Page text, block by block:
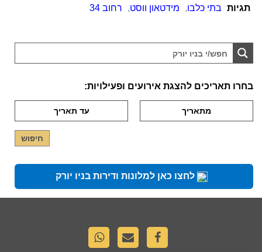
תגיות בתי כלבו, מידטאון ווסט, רחוב 34
בחרו תאריכים להצגת אירועים ופעילויות:
לחצו כאן למלונות ודירות בניו יורק